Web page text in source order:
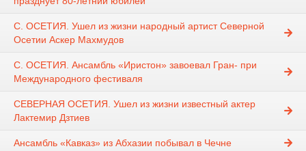
С. ОСЕТИЯ. Ушел из жизни народный артист Северной
Осетии Аскер Махмудов
С. ОСЕТИЯ. Ансамбль «Иристон» завоевал Гран- при
Международного фестиваля
СЕВЕРНАЯ ОСЕТИЯ. Ушел из жизни известный актер
Лактемир Дзтиев
Ансамбль «Кавказ» из Абхазии побывал в Чечне